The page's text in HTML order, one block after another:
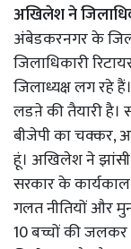
अखिलेश ने
अंबेडकरनगर के
जिलाधिकारी
जिलाध्यक्ष लग रहे
लडऩे की तैयारी है।
बीजेपी का चक्कर,
हूं। अखिलेश ने
सरकार के
गलत नीतियों और
10 बच्चों की